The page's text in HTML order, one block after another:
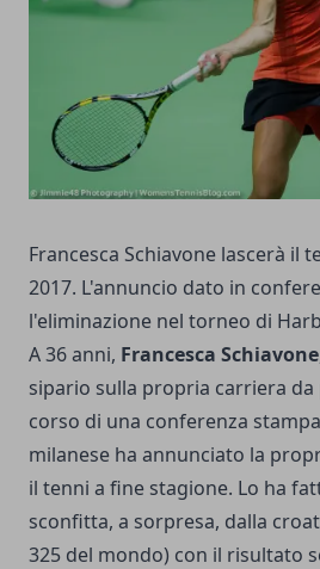
Francesca Schiavone lascerà il
2017. L'annuncio dato in
l'eliminazione nel torneo di
A 36 anni, Francesca Schiavone
sipario sulla propria carriera
corso di una conferenza
milanese ha annunciato la
il tenni a fine stagione. Lo ha
sconfitta, a sorpresa, dalla
325 del mondo) con il risultato